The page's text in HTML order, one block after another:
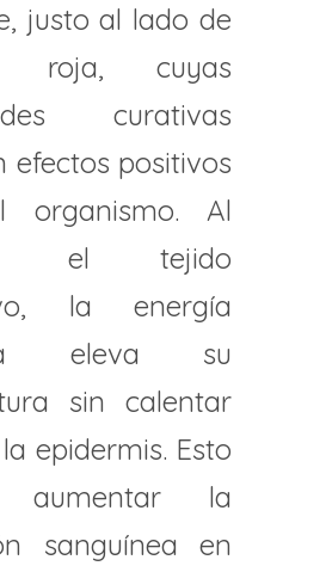
justo al lado de
cuyas
curativas
efectos positivos
organismo. Al
el tejido
la energía
eleva su
sin calentar
epidermis. Esto
aumentar la
sanguínea en